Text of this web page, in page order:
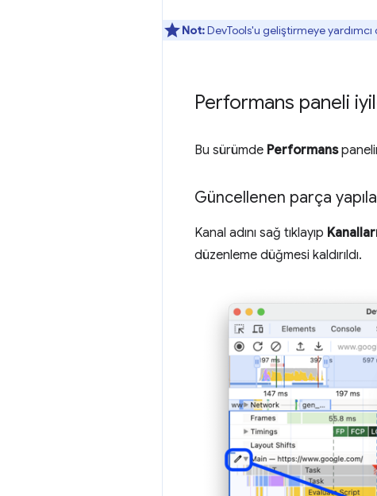
Not:DevTools'u geliştirmeye
Performans paneli
Bu sürümde Performans
Güncellenen parça
Kanal adını sağ tıklayıp
düzenleme düğmesi kaldırıldı.